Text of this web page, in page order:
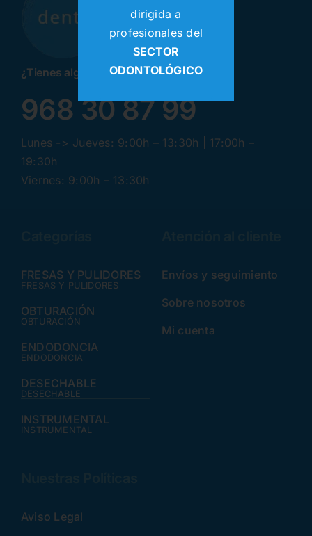
¿Tienes alguna pregunta? ¡Llamanos!
968 30 87 99
Lunes -> Jueves: 9:00h – 13:30h | 17:00h –
19:30h
Viernes: 9:00h – 13:30h
FRESAS Y PULIDORES
FRESAS Y PULIDORES
OBTURACIÓN
OBTURACIÓN
ENDODONCIA
ENDODONCIA
DESECHABLE
DESECHABLE
INSTRUMENTAL
INSTRUMENTAL
Envíos y seguimiento
Sobre nosotros
Mi cuenta
Aviso Legal
dirigida a
profesionales del
SECTOR
ODONTOLÓGICO